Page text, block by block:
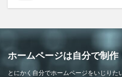
ホームページは自分で制作
とにかく自分でホームページをいじり